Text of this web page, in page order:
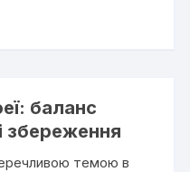
баланс
збереження
темою в